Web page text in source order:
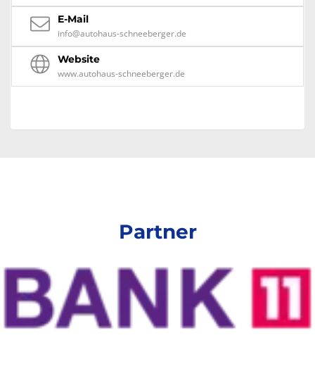
E-Mail
info@autohaus-schneeberger.de
Website
www.autohaus-schneeberger.de
Partner